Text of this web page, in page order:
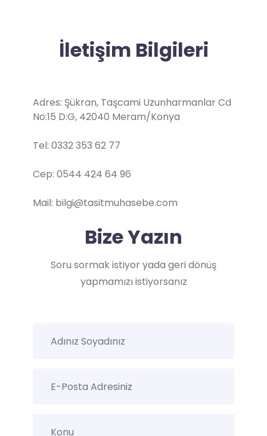
İletişim Bilgileri
Adres: Şükran, Taşcami Uzunharmanlar Cd
No:15 D:G, 42040 Meram/Konya
Tel: 0332 353 62 77
Cep: 0544 424 64 96
Mail: bilgi@tasitmuhasebe.com
Bize Yazın
Soru sormak istiyor yada geri dönüş
yapmamızı istiyorsanız